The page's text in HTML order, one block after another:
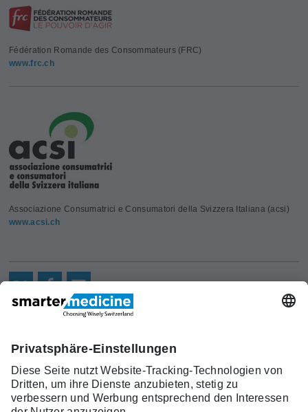
Fédération Romande des Consommateurs (FRC)
www.frc.ch
Associazione Consumatrici e Consumatori della Svizzera Italiana (acsi)
www.acsi.ch
smarter
medicine?
Top-5-
Listen
Forschung
c/o Schweizerische Gesellschaft für
Monbijoustrasse 43, Postfach, 3001 Bern
Telefon +41 31 370 40 00, Fax +41 31 370
40 19